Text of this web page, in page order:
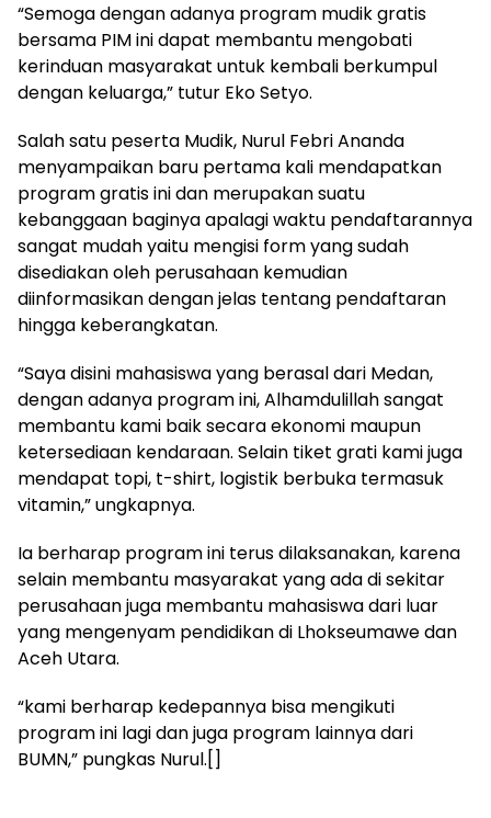
“Semoga dengan adanya program mudik gratis
bersama PIM ini dapat membantu mengobati
kerinduan masyarakat untuk kembali berkumpul
dengan keluarga,” tutur Eko Setyo.
Salah satu peserta Mudik, Nurul Febri Ananda
menyampaikan baru pertama kali mendapatkan
program gratis ini dan merupakan suatu
kebanggaan baginya apalagi waktu pendaftarannya
sangat mudah yaitu mengisi form yang sudah
disediakan oleh perusahaan kemudian
diinformasikan dengan jelas tentang pendaftaran
hingga keberangkatan.
“Saya disini mahasiswa yang berasal dari Medan,
dengan adanya program ini, Alhamdulillah sangat
membantu kami baik secara ekonomi maupun
ketersediaan kendaraan. Selain tiket grati kami juga
mendapat topi, t-shirt, logistik berbuka termasuk
vitamin,” ungkapnya.
Ia berharap program ini terus dilaksanakan, karena
selain membantu masyarakat yang ada di sekitar
perusahaan juga membantu mahasiswa dari luar
yang mengenyam pendidikan di Lhokseumawe dan
Aceh Utara.
“kami berharap kedepannya bisa mengikuti
program ini lagi dan juga program lainnya dari
BUMN,” pungkas Nurul.[]